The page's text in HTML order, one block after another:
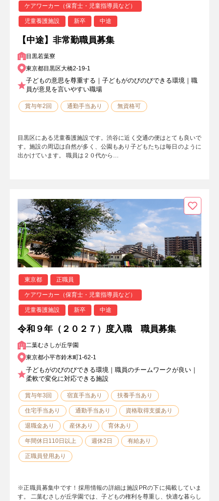
ケアワーカー（保育士・児童指導員など）
児童養護施設 新卒 中途
【中途】非常勤職員募集
目黒若葉寮
東京都目黒区大橋2-19-1
子どもの意思を尊重する｜子どもがのびのびできる環境｜職
員が意見を言いやすい職場
賞与年2回 通勤手当あり 無資格可
目黒区にある児童養護施設です。渋谷に近く交通の便はとても良いで
す。施設の周辺は自然が多く、公園もあり子どもたちは毎日のように
出かけています。 職員は２０代から…
東京都 正職員
ケアワーカー（保育士・児童指導員など）
児童養護施設 新卒 中途
令和９年（２０２７）度入職 職員募集
二葉むさしが丘学園
東京都小平市鈴木町1-62-1
子どもがのびのびできる環境｜職員のチームワークが良い｜
柔軟で変化に対応できる施設
賞与年3回 宿直手当あり 扶養手当あり
住宅手当あり 通勤手当あり 資格取得支援あり
退職金あり 産休あり 育休あり
年間休日110日以上 週休2日 有給あり
正職員登用あり
※正職員募集中です！採用情報の詳細は施設PRの下に掲載していま
す。 二葉むさしが丘学園では、子どもの権利を尊重し、快適な暮らし